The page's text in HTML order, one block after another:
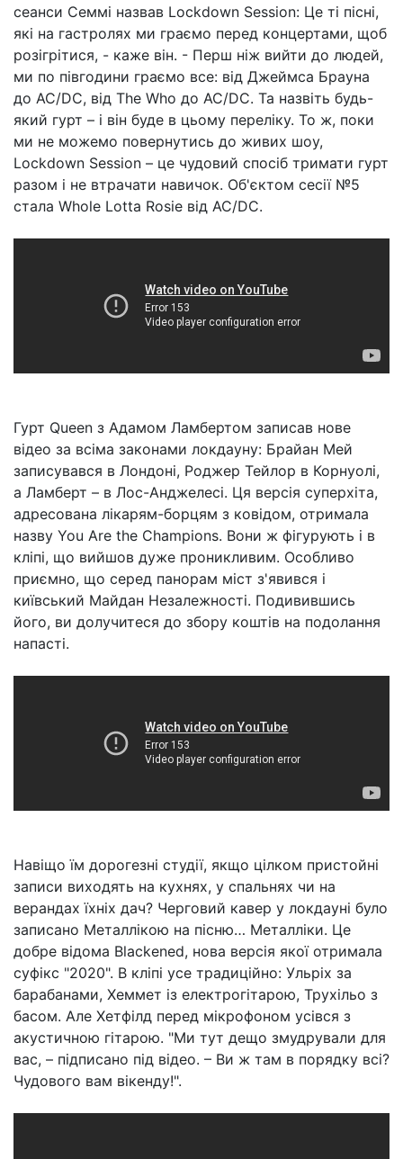
сеанси Семмі назвав Lockdown Session: Це ті пісні,
які на гастролях ми граємо перед концертами, щоб
розігрітися, - каже він. - Перш ніж вийти до людей,
ми по півгодини граємо все: від Джеймса Брауна
до AC/DC, від The Who до AC/DC. Та назвіть будь-
який гурт – і він буде в цьому переліку. То ж, поки
ми не можемо повернутись до живих шоу,
Lockdown Session – це чудовий спосіб тримати гурт
разом і не втрачати навичок. Об'єктом сесії №5
стала Whole Lotta Rosie від AC/DC.
Гурт Queen з Адамом Ламбертом записав нове
відео за всіма законами локдауну: Брайан Мей
записувався в Лондоні, Роджер Тейлор в Корнуолі,
а Ламберт – в Лос-Анджелесі. Ця версія суперхіта,
адресована лікарям-борцям з ковідом, отримала
назву You Are the Champions. Вони ж фігурують і в
кліпі, що вийшов дуже проникливим. Особливо
приємно, що серед панорам міст з'явився і
київський Майдан Незалежності. Подивившись
його, ви долучитеся до збору коштів на подолання
напасті.
Навіщо їм дорогезні студії, якщо цілком пристойні
записи виходять на кухнях, у спальнях чи на
верандах їхніх дач? Черговий кавер у локдауні було
записано Металлікою на пісню… Металліки. Це
добре відома Blackened, нова версія якої отримала
суфікс "2020". В кліпі усе традиційно: Ульріх за
барабанами, Хеммет із електрогітарою, Трухільо з
басом. Але Хетфілд перед мікрофоном усівся з
акустичною гітарою. "Ми тут дещо змудрували для
вас, – підписано під відео. – Ви ж там в порядку всі?
Чудового вам вікенду!".